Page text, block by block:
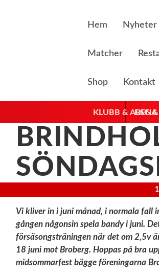
Hem Nyheter
Matcher
Shop Kontakt
KLUBB & ARENA
LAG &
Vi kliver in i juni månad, i normala fall
gången någonsin spela bandy i juni.
försäsongsträningen när det om 2,5v
18 juni mot Broberg. Hoppas på bra
midsommarfest bägge föreningarna